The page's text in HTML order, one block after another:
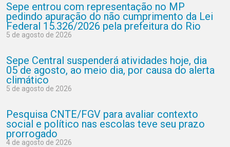
Sepe entrou com representação no MP
pedindo apuração do não cumprimento da Lei
Federal 15.326/2026 pela prefeitura do Rio
5 de agosto de 2026
Sepe Central suspenderá atividades hoje, dia
05 de agosto, ao meio dia, por causa do alerta
climático
5 de agosto de 2026
Pesquisa CNTE/FGV para avaliar contexto
social e político nas escolas teve seu prazo
prorrogado
4 de agosto de 2026